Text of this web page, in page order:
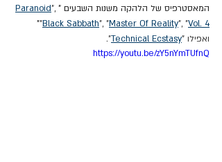
המאסטרפיס של הלהקה משנות השבעים "
Paranoid",
"Black Sabbath", "Master Of Reality", "Vol. 4
"
ואפילו "Technical Ecstasy
"
.
https://youtu.be/zY5nYmTUfnQ